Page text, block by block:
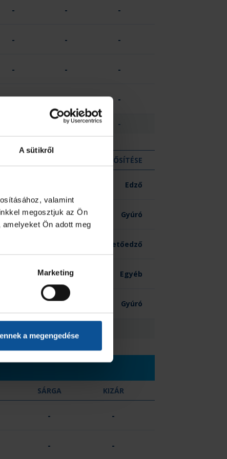
A sütikről
valamint
megosztjuk az Ön
Ön adott meg
Marketing
a megengedése
- - -
- - -
- - -
- - -
- -
MINŐSÍTÉSE
Edző
- Gyúró
Vezetőedző
Egyéb
Gyúró
SÁRGA KIZÁR
- -
- -